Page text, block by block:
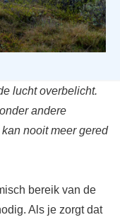
lucht overbelicht.
andere
nooit meer gered
bereik van de
Als je zorgt dat